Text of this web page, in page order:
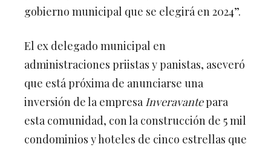
gobierno municipal que se elegirá en 2024”.
El ex delegado municipal en
administraciones priistas y panistas, aseveró
que está próxima de anunciarse una
inversión de la empresa Inveravantepara
esta comunidad, con la construcción de 5 mil
condominios y hoteles de cinco estrellas que